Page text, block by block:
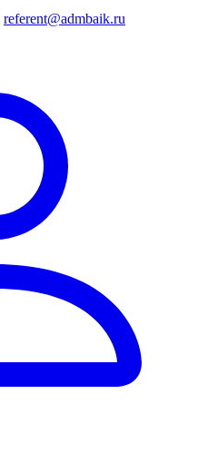
referent@admbaik.ru